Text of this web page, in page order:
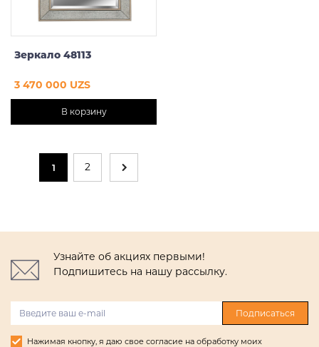
Зеркало 48113
3 470 000 UZS
В корзину
1 2
Узнайте об акциях первыми!
Подпишитесь на нашу рассылку.
Подписаться
Нажимая кнопку, я даю свое согласие на обработку моих